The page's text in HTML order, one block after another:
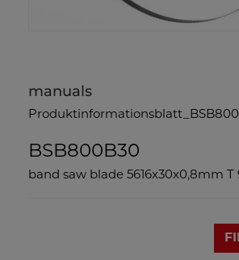
manuals
BSB800B30
band saw blade 5616x30x0,8mm T